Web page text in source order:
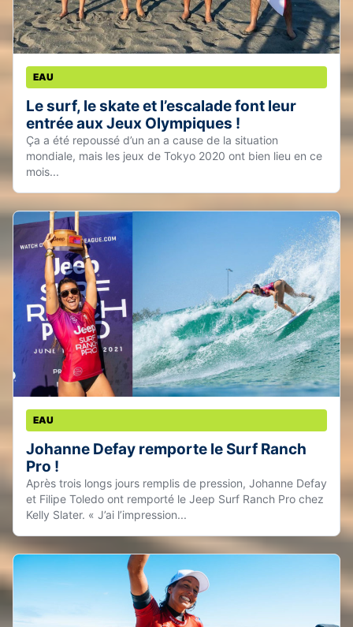
EAU
Le surf, le skate et l’escalade font leur
entrée aux Jeux Olympiques !
Ça a été repoussé d’un an a cause de la situation
mondiale, mais les jeux de Tokyo 2020 ont bien lieu en ce
mois...
EAU
Johanne Defay remporte le Surf Ranch
Pro !
Après trois longs jours remplis de pression, Johanne Defay
et Filipe Toledo ont remporté le Jeep Surf Ranch Pro chez
Kelly Slater. « J’ai l’impression...